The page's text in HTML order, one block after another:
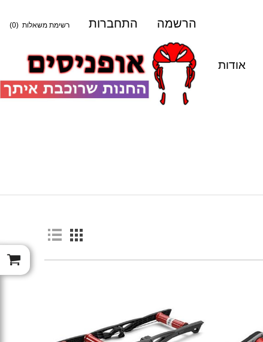
הרשמה התחברות רשימת משאלות (0)
אודות